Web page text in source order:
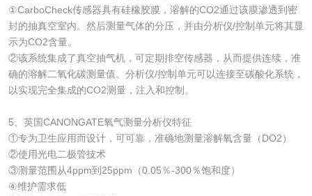
①CarboCheck传感器具有硅橡胶膜，溶解的CO2通过该膜渗透到密
封的抽真空室内。然后测量气体的分压，并由分析仪/控制单元将其显
示为CO2含量。
②该系统集成了真空抽气机，可定期排空传感器，从而提供连续，准
确的溶解二氧化碳测量值。分析仪/控制单元可以连接至碳酸化系统，
以实现完全集成的CO2测量，注入和控制。
5、英国CANONGATE氧气测量分析仪特征
①专为卫生应用而设计，可可靠，准确地测量溶解氧含量（DO2）
②使用光电二极管技术
③测量范围从4ppm到25ppm（0.05％-300％饱和度）
④维护需求低